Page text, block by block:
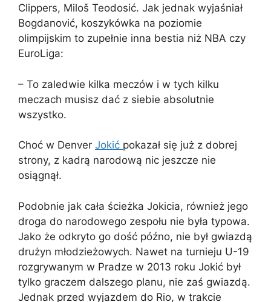
Clippers, Miloš Teodosić. Jak jednak wyjaśniał
Bogdanović, koszykówka na poziomie
olimpijskim to zupełnie inna bestia niż NBA czy
EuroLiga:
– To zaledwie kilka meczów i w tych kilku
meczach musisz dać z siebie absolutnie
wszystko.
Choć w Denver Jokić pokazał się już z dobrej
strony, z kadrą narodową nic jeszcze nie
osiągnął.
Podobnie jak cała ścieżka Jokicia, również jego
droga do narodowego zespołu nie była typowa.
Jako że odkryto go dość późno, nie był gwiazdą
drużyn młodzieżowych. Nawet na turnieju U-19
rozgrywanym w Pradze w 2013 roku Jokić był
tylko graczem dalszego planu, nie zaś gwiazdą.
Jednak przed wyjazdem do Rio, w trakcie